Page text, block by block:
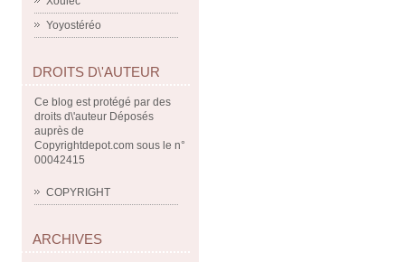
Yoyostéréo
DROITS D\'AUTEUR
Ce blog est protégé par des
droits d\'auteur Déposés
auprès de
Copyrightdepot.com sous le n°
00042415
COPYRIGHT
ARCHIVES